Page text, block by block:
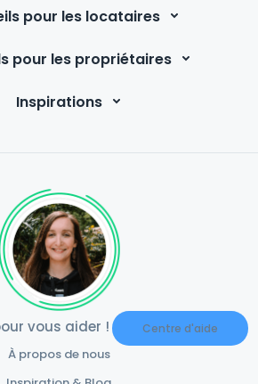
pour les locataires
pour les propriétaires
Inspirations
vous aider ! Centre d'aide
À propos de nous